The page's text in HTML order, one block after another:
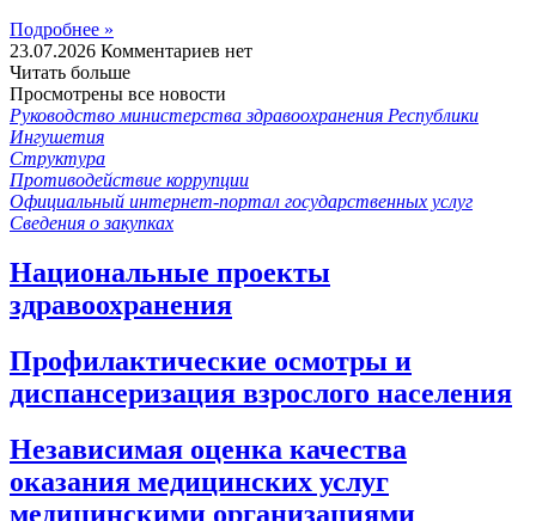
Подробнее »
23.07.2026 Комментариев нет
Читать больше
Просмотрены все новости
Руководство министерства здравоохранения Республики
Ингушетия
Структура
Противодействие коррупции
Официальный интернет-портал государственных услуг
Сведения о закупках
Национальные проекты
здравоохранения
Профилактические осмотры и
диспансеризация взрослого населения
Независимая оценка качества
оказания медицинских услуг
медицинскими организациями